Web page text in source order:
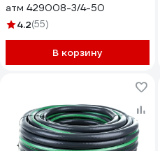
атм 429008-3/4-50
4.2(55)
В корзину